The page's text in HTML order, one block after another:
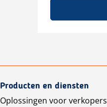
Producten en diensten
Oplossingen voor verkopers